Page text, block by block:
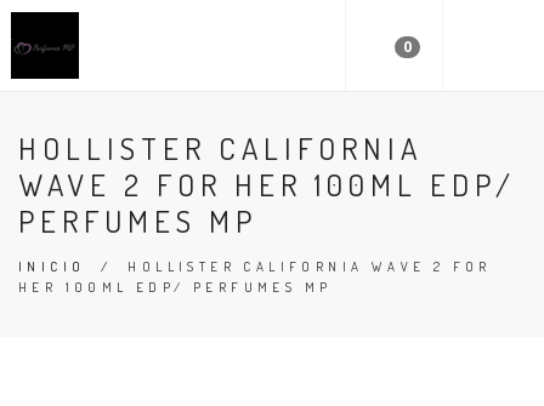
0
HOLLISTER CALIFORNIA
WAVE 2 FOR HER 100ML EDP/
PERFUMES MP
INICIO / HOLLISTER CALIFORNIA WAVE 2 FOR
HER 100ML EDP/ PERFUMES MP